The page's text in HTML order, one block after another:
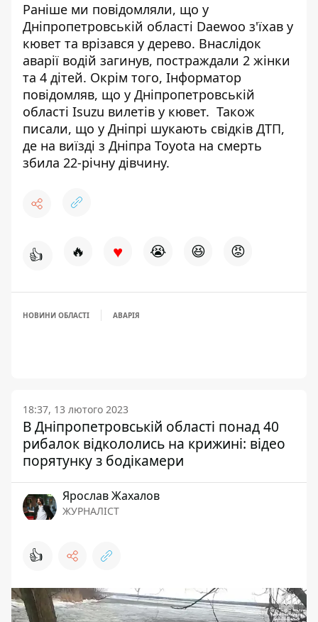
Раніше ми повідомляли, що у
Дніпропетровській області Daewoo з'їхав у
кювет та врізався у дерево. Внаслідок
аварії водій загинув, постраждали 2 жінки
та 4 дітей. Окрім того, Інформатор
повідомляв, що у Дніпропетровській
області Isuzu вилетів у кювет. Також
писали, що у Дніпрі шукають свідків ДТП,
де на виїзді з Дніпра Toyota на смерть
збила 22-річну дівчину.
👍 🔥 ♥ 😭 😆 😡
НОВИНИ ОБЛАСТІ АВАРІЯ
18:37, 13 лютого 2023
В Дніпропетровській області понад 40
рибалок відкололись на крижині: відео
порятунку з бодікамери
Ярослав Жахалов
ЖУРНАЛІСТ
👍